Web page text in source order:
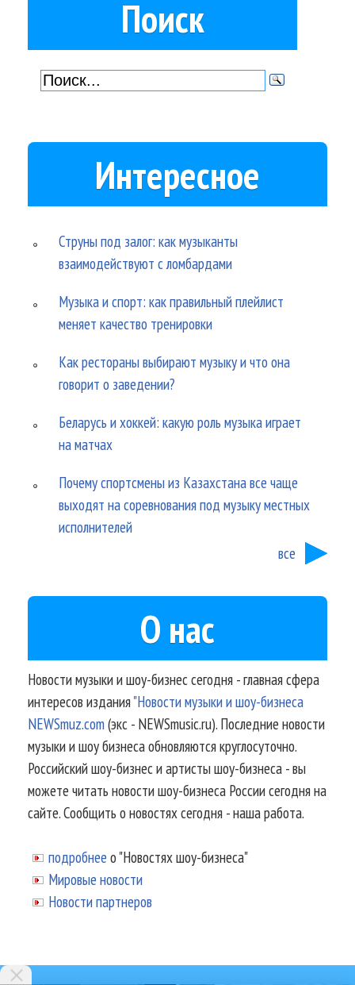
Поиск
Интересное
Струны под залог: как музыканты
взаимодействуют с ломбардами
Музыка и спорт: как правильный плейлист
меняет качество тренировки
Как рестораны выбирают музыку и что она
говорит о заведении?
Беларусь и хоккей: какую роль музыка играет
на матчах
Почему спортсмены из Казахстана все чаще
выходят на соревнования под музыку местных
исполнителей
все
О нас
Новости музыки и шоу-бизнес сегодня - главная сфера
интересов издания"Новости музыки и шоу-бизнеса
NEWSmuz.com(экс - NEWSmusic.ru). Последние новости
музыки и шоу бизнеса обновляются круглосуточно.
Российский шоу-бизнес и артисты шоу-бизнеса - вы
можете читать новости шоу-бизнеса России сегодня на
сайте. Сообщить о новостях сегодня - наша работа.
подробнее о "Новостях шоу-бизнеса"
Мировые новости
Новости партнеров